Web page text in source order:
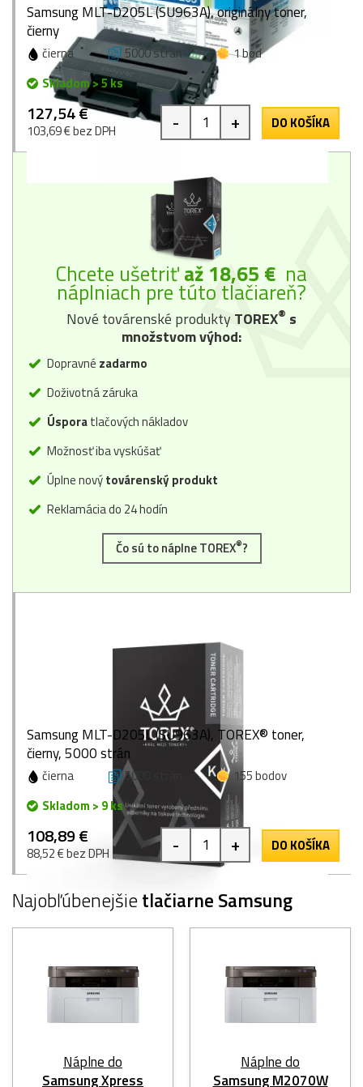
Samsung MLT-D205L (SU963A), originálny toner,
čierny
čierna 5000 strán
1 bod
Skladom > 5 ks
127,54 €
103,69 € bez DPH - + DO KOŠÍKA
Chcete ušetriťaž 18,65 € na
náplniach pre túto tlačiareň?
Nové továrenské produktyTOREX® s
množstvom výhod:
Dopravné zadarmo
Doživotná záruka
Úsporatlačových nákladov
Možnosť iba vyskúšať
Úplne novýtovárenský produkt
Reklamácia do 24 hodín
Čo sú to náplne TOREX®?
Samsung MLT-D205L (SU963A), TOREX® toner,
čierny, 5000 strán
čierna 5000 strán
155 bodov
Skladom > 9 ks
108,89 €
88,52 € bez DPH - + DO KOŠÍKA
Najobľúbenejšietlačiarne Samsung
Náplne do
Samsung Xpress
Náplne do
Samsung M2070W